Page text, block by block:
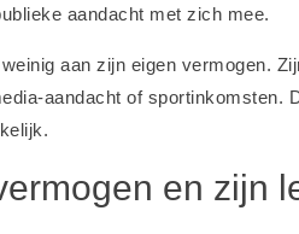
aandacht met zich mee.
aan zijn eigen vermogen.
aandacht of sportinkomsten.
en zijn